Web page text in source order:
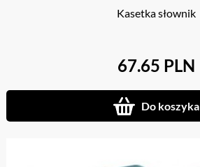
Kasetka słownik
67.65 PLN
Do koszyka